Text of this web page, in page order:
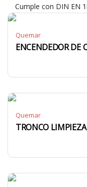
Cumple con DIN EN
Quemar
ENCENDEDOR DE
Quemar
TRONCO